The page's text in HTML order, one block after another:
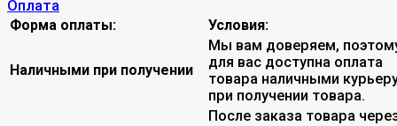
Оплата
Форма оплаты: Условия:
Наличными при получении
Мы вам доверяем,
для вас доступна оплата
товара наличными
при получении товара.
После заказа товара